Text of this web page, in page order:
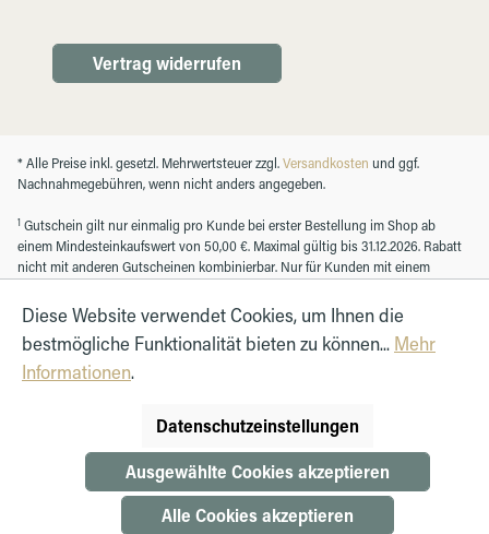
Vertrag widerrufen
* Alle Preise inkl. gesetzl. Mehrwertsteuer zzgl.Versandkosten und ggf.
Nachnahmegebühren, wenn nicht anders angegeben.
1 Gutschein gilt nur einmalig pro Kunde bei erster Bestellung im Shop ab
einem Mindesteinkaufswert von 50,00 €. Maximal gültig bis 31.12.2026. Rabatt
nicht mit anderen Gutscheinen kombinierbar. Nur für Kunden mit einem
Diese Website verwendet Cookies, um Ihnen die
bestmögliche Funktionalität bieten zu können... Mehr
Informationen.
Datenschutzeinstellungen
Ausgewählte Cookies akzeptieren
Alle Cookies akzeptieren